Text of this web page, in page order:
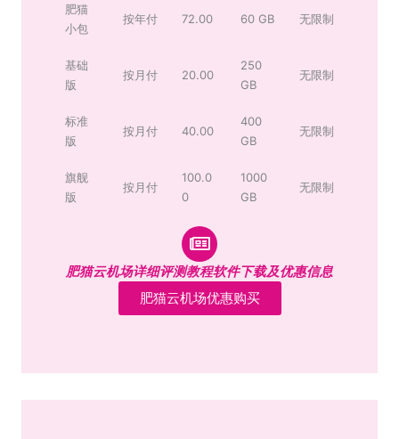
肥猫
小包
按年付 72.00 60 GB 无限制
基础
版
按月付 20.00
250
GB
无限制
标准
版
按月付 40.00
400
GB
无限制
旗舰
版
按月付
100.0
0
1000
GB
无限制
肥猫云机场详细评测教程软件下载及优惠信息
肥猫云机场优惠购买